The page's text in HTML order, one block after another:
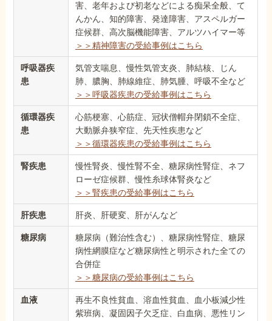
害、老年および初老などによる痴呆全般、て
んかん、知的障害、発達障害、アスペルガー
症候群、高次脳機能障害、アルツハイマー等
＞＞精神障害の受給事例はこちら
呼吸器疾
患
気管支喘息、慢性気管支炎、肺結核、じん
肺、膿胸、肺線維症、肺気腫、呼吸不全など
＞＞呼吸器疾患の受給事例はこちら
循環器疾
患
心筋梗塞、心筋症、冠状僧帽弁閉鎖不全症、
大動脈弁狭窄症、先天性疾患など
＞＞循環器疾患の受給事例はこちら
腎疾患
慢性腎炎、慢性腎不全、糖尿病性腎症、ネフ
ローゼ症候群、慢性糸球体腎炎など
＞＞腎疾患の受給事例はこちら
肝疾患 肝炎、肝硬変、肝がんなど
糖尿病
糖尿病（難治性含む）、糖尿病性腎症、糖尿
病性網膜症など糖尿病性と明示された全ての
合併症
＞＞糖尿病の受給事例はこちら
血液
再生不良性貧血、溶血性貧血、血小板減少性
紫班病、凝固因子欠乏症、白血病、悪性リン